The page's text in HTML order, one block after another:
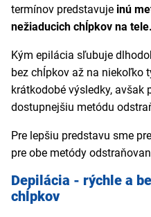
termínov predstavuje inú
nežiaducich chĺpkov na tele.
Kým epilácia sľubuje
bez chĺpkov až na niekoľko
krátkodobé výsledky, avšak
dostupnejšiu metódu
Pre lepšiu predstavu sme
pre obe metódy
Depilácia - rýchle a
chĺpkov